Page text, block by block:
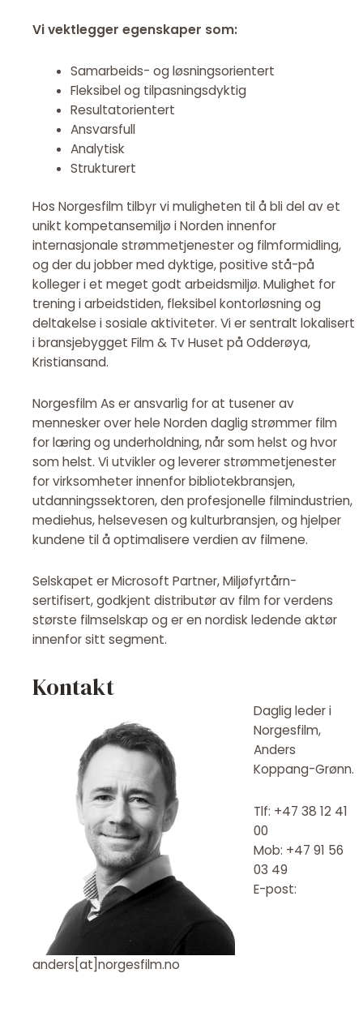
Vi vektlegger egenskaper som:
Samarbeids- og løsningsorientert
Fleksibel og tilpasningsdyktig
Resultatorientert
Ansvarsfull
Analytisk
Strukturert
Hos Norgesfilm tilbyr vi muligheten til å bli del av et
unikt kompetansemiljø i Norden innenfor
internasjonale strømmetjenester og filmformidling,
og der du jobber med dyktige, positive stå-på
kolleger i et meget godt arbeidsmiljø. Mulighet for
trening i arbeidstiden, fleksibel kontorløsning og
deltakelse i sosiale aktiviteter. Vi er sentralt lokalisert
i bransjebygget Film & Tv Huset på Odderøya,
Kristiansand.
Norgesfilm As er ansvarlig for at tusener av
mennesker over hele Norden daglig strømmer film
for læring og underholdning, når som helst og hvor
som helst. Vi utvikler og leverer strømmetjenester
for virksomheter innenfor bibliotekbransjen,
utdanningssektoren, den profesjonelle filmindustrien,
mediehus, helsevesen og kulturbransjen, og hjelper
kundene til å optimalisere verdien av filmene.
Selskapet er Microsoft Partner, Miljøfyrtårn-
sertifisert, godkjent distributør av film for verdens
største filmselskap og er en nordisk ledende aktør
innenfor sitt segment.
Kontakt
Daglig leder i
Norgesfilm,
Anders
Koppang-Grønn.
Tlf: +47 38 12 41
00
Mob: +47 91 56
03 49
E-post:
anders[at]norgesfilm.no